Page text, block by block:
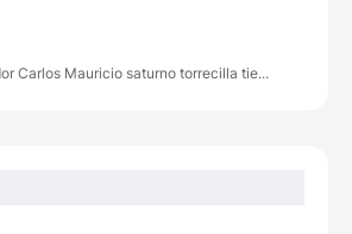
Carlos Mauricio saturno torrecilla tie...